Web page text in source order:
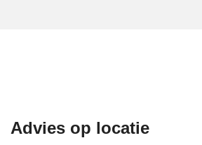
Advies op locatie